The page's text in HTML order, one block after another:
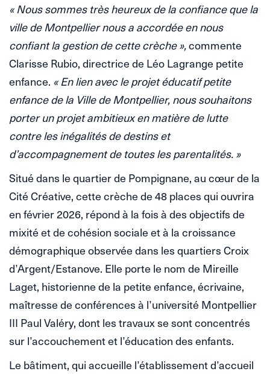
« Nous sommes très heureux de la confiance que la
ville de Montpellier nous a accordée en nous
confiant la gestion de cette crèche »,commente
Clarisse Rubio, directrice de Léo Lagrange petite
enfance. « En lien avec le projet éducatif petite
enfance de la Ville de Montpellier, nous souhaitons
porter un projet ambitieux en matière de lutte
contre les inégalités de destins et
d’accompagnement de toutes les parentalités. »
Situé dans le quartier de Pompignane, au cœur de la
Cité Créative, cette crèche de 48 places qui ouvrira
en février 2026, répond à la fois à des objectifs de
mixité et de cohésion sociale et à la croissance
démographique observée dans les quartiers Croix
d’Argent/Estanove. Elle porte le nom de Mireille
Laget, historienne de la petite enfance, écrivaine,
maîtresse de conférences à l’université Montpellier
III Paul Valéry, dont les travaux se sont concentrés
sur l’accouchement et l’éducation des enfants.
Le bâtiment, qui accueille l’établissement d’accueil